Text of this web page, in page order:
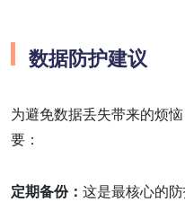
数据防护建议
为避免数据丢失带来的烦
要：
定期备份： 这是最核心的